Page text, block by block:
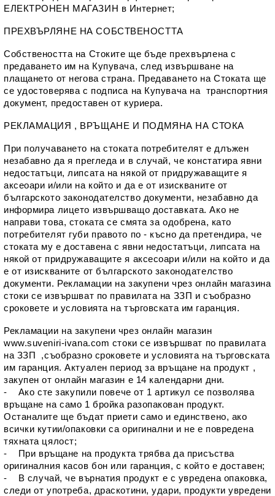
ЕЛЕКТРОНЕН МАГАЗИН в Интернет;
ПРЕХВЪРЛЯНЕ НА СОБСТВЕНОСТТА
Собствеността на Стоките ще бъде прехвърлена с
предаването им на Купувача, след извършване на
плащането от негова страна. Предаването на Стоката ще
се удостоверява с подписа на Купувача на  транспортния
документ, предоставен от куриера.
РЕКЛАМАЦИЯ , ВРЪЩАНЕ И ПОДМЯНА НА СТОКА
При получаването на стоката потребителят е длъжен
незабавно да я прегледа и в случай, че констатира явни
недостатъци, липсата на някой от придружаващите я
аксеоари и/или на който и да е от изискваните от
българското законодателство документи, незабавно да
информира лицето извършващо доставката. Ако не
направи това, стоката се смята за одобрена, като
потребителят губи правото по - късно да претендира, че
стоката му е доставена с явни недостатъци, липсата на
някой от придружаващите я аксесоари и/или на който и да
е от изискваните от българското законодателство
документи. Рекламации на закупени чрез онлайн магазина
стоки се извършват по правилата на ЗЗП и съобразно
сроковете и условията на търговската им гаранция.
Рекламации на закупени чрез онлайн магазин
www.suveniri-ivana.com стоки се извършват по правилата
на ЗЗП  ,съобразно сроковете и условията на търговската
им гаранция. Актуален период за връщане на продукт ,
закупен от онлайн магазин е 14 календарни дни.
-    Ако сте закупили повече от 1 артикул се позволява
връщане на само 1 бройка разопакован продукт.
Останалите ще бъдат приети само и единствено, ако
всички кутии/опаковки са оригинални и не е повредена
тяхната цялост;
-    При връщане на продукта трябва да присъства
оригиналния касов бон или гаранция, с който е доставен;
-    В случай, че върнатия продукт е с увредена опаковка,
следи от употреба, драскотини, удари, продукти увредени